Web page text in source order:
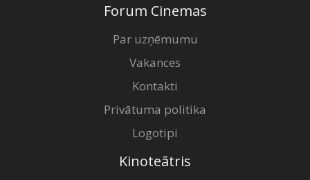
Forum Cinemas
Par uzņēmumu
Vakances
Kontakti
Privātuma politika
Logotipi
Kinoteātris